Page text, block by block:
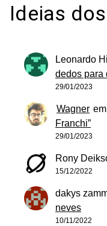
Ideias
Leonardo
dedos para
29/01/2023
Wagner em
Franchi”
29/01/2023
Rony
15/12/2022
dakys
neves
10/11/2022